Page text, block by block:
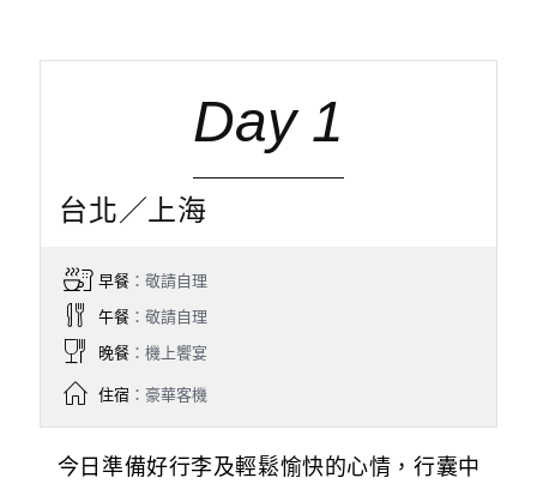
Day 1
台北／上海
早餐：敬請自理
午餐：敬請自理
晚餐：機上饗宴
住宿：豪華客機
今日準備好行李及輕鬆愉快的心情，行囊中